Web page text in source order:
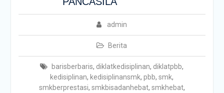
admin
Berita
barisberbaris, diklatkedisiplinan, diklatpbb,
kedisiplinan, kedisiplinansmk,pbb,smk,
smkberprestasi, smkbisadanhebat, smkhebat,